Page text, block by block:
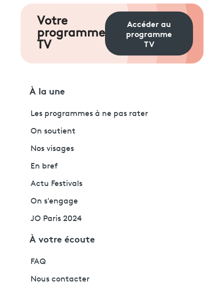
Votre
programme
TV
Accéder au
programme
TV
À la une
Les programmes à ne pas rater
On soutient
Nos visages
En bref
Actu Festivals
On s'engage
JO Paris 2024
À votre écoute
FAQ
Nous contacter